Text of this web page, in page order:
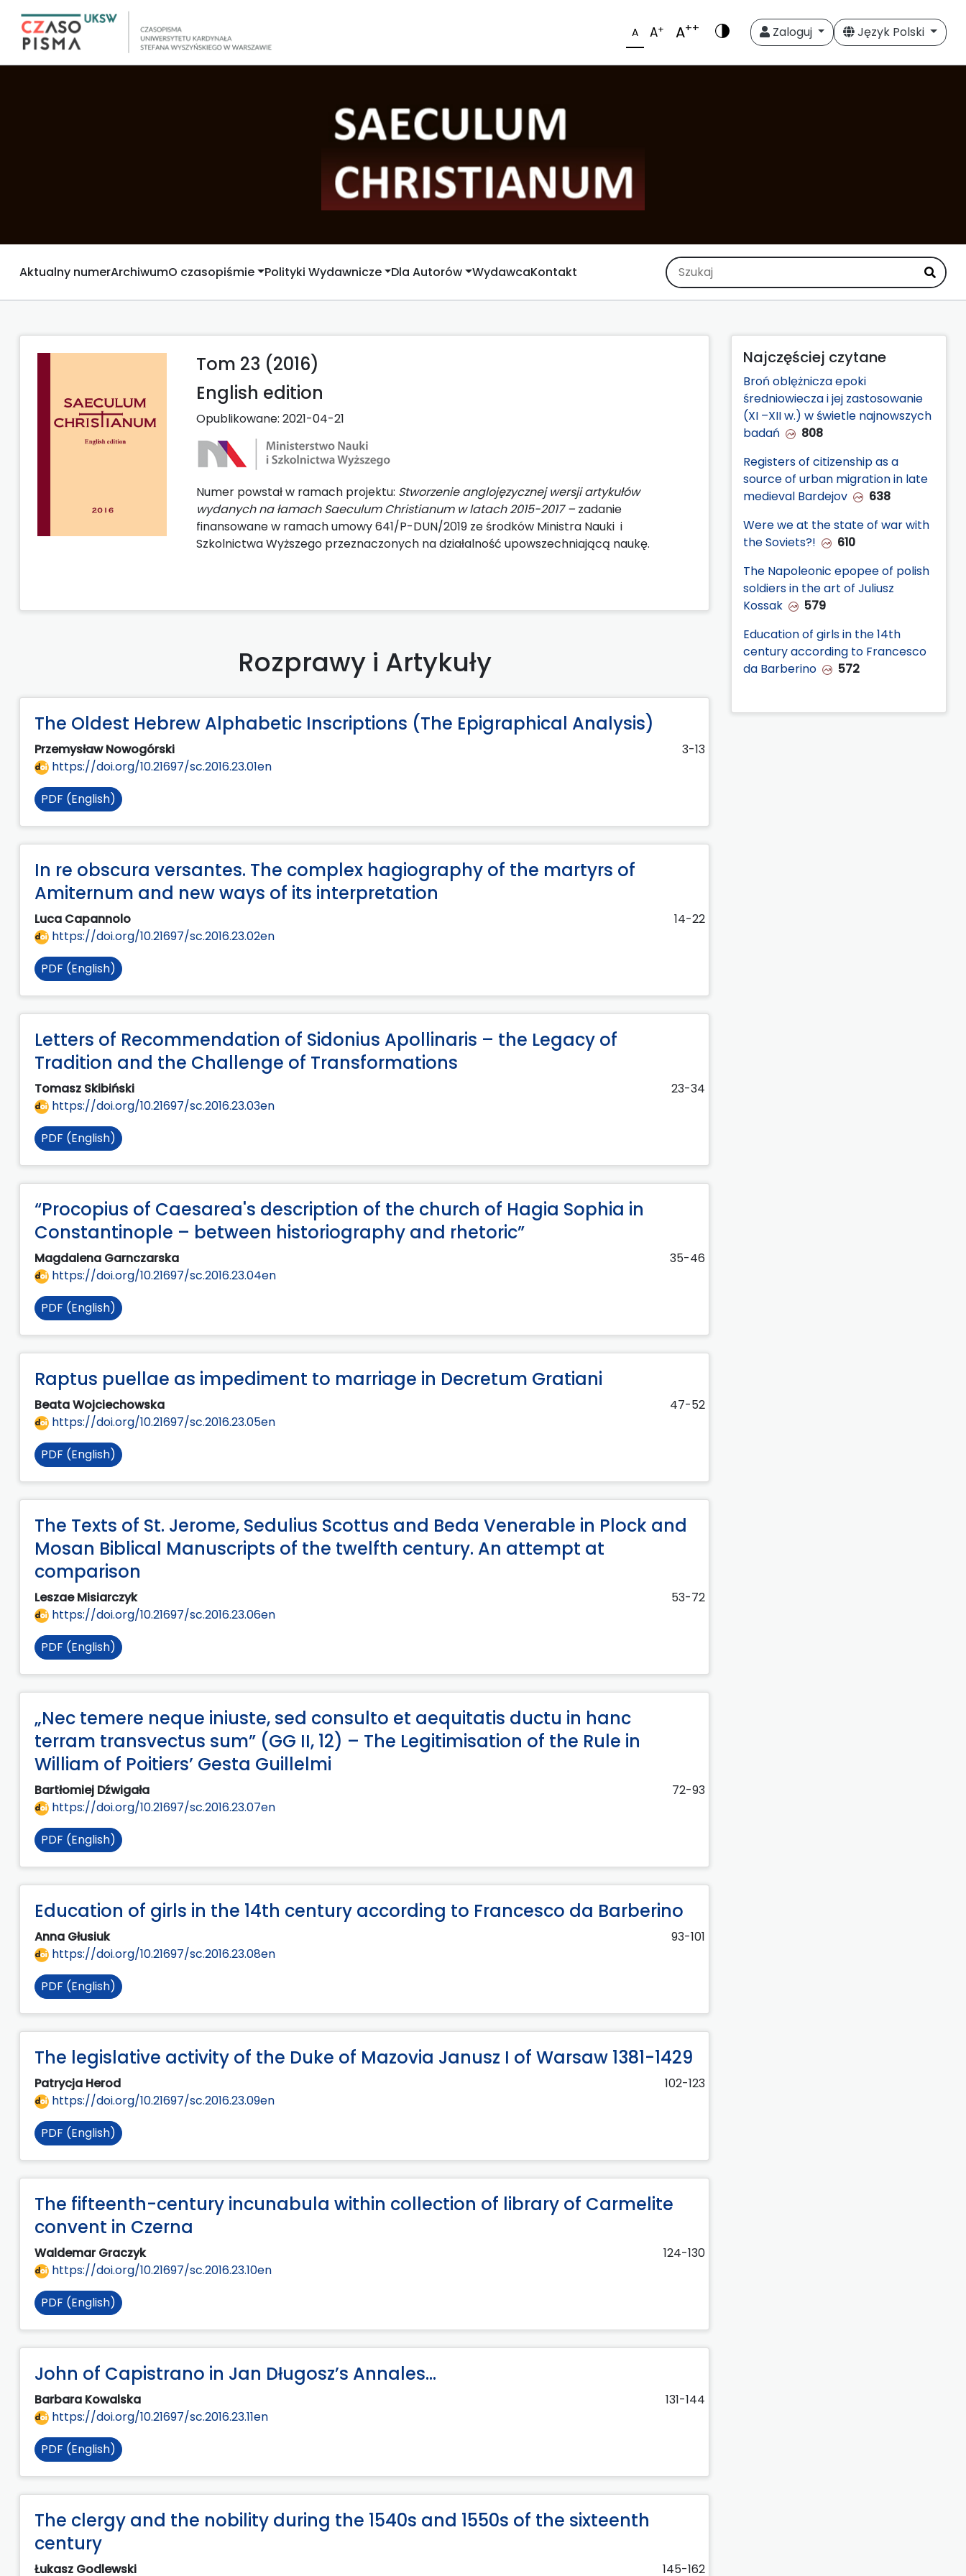
A A+ A++ Zaloguj Język Polski
Aktualny numerArchiwumO czasopiśmie Polityki Wydawnicze Dla Autorów WydawcaKontakt
Tom 23 (2016)
English edition
Opublikowane: 2021-04-21
Numer powstał w ramach projektu: Stworzenie anglojęzycznej wersji artykułów
wydanych na łamach Saeculum Christianum w latach 2015-2017 – zadanie
finansowane w ramach umowy 641/P-DUN/2019 ze środków Ministra Nauki i
Szkolnictwa Wyższego przeznaczonych na działalność upowszechniającą naukę.
Rozprawy i Artykuły
The Oldest Hebrew Alphabetic Inscriptions (The Epigraphical Analysis)
Przemysław Nowogórski
3-13
https://doi.org/10.21697/sc.2016.23.01en
PDF (English)
In re obscura versantes. The complex hagiography of the martyrs of
Amiternum and new ways of its interpretation
Luca Capannolo
14-22
https://doi.org/10.21697/sc.2016.23.02en
PDF (English)
Letters of Recommendation of Sidonius Apollinaris – the Legacy of
Tradition and the Challenge of Transformations
Tomasz Skibiński
23-34
https://doi.org/10.21697/sc.2016.23.03en
PDF (English)
“Procopius of Caesarea's description of the church of Hagia Sophia in
Constantinople – between historiography and rhetoric”
Magdalena Garnczarska
35-46
https://doi.org/10.21697/sc.2016.23.04en
PDF (English)
Raptus puellae as impediment to marriage in Decretum Gratiani
Beata Wojciechowska
47-52
https://doi.org/10.21697/sc.2016.23.05en
PDF (English)
The Texts of St. Jerome, Sedulius Scottus and Beda Venerable in Plock and
Mosan Biblical Manuscripts of the twelfth century. An attempt at
comparison
Leszae Misiarczyk
53-72
https://doi.org/10.21697/sc.2016.23.06en
PDF (English)
„Nec temere neque iniuste, sed consulto et aequitatis ductu in hanc
terram transvectus sum” (GG II, 12) – The Legitimisation of the Rule in
William of Poitiers’ Gesta Guillelmi
Bartłomiej Dźwigała
72-93
https://doi.org/10.21697/sc.2016.23.07en
PDF (English)
Education of girls in the 14th century according to Francesco da Barberino
Anna Głusiuk
93-101
https://doi.org/10.21697/sc.2016.23.08en
PDF (English)
The legislative activity of the Duke of Mazovia Janusz I of Warsaw 1381-1429
Patrycja Herod
102-123
https://doi.org/10.21697/sc.2016.23.09en
PDF (English)
The fifteenth-century incunabula within collection of library of Carmelite
convent in Czerna
Waldemar Graczyk
124-130
https://doi.org/10.21697/sc.2016.23.10en
PDF (English)
John of Capistrano in Jan Długosz’s Annales...
Barbara Kowalska
131-144
https://doi.org/10.21697/sc.2016.23.11en
PDF (English)
The clergy and the nobility during the 1540s and 1550s of the sixteenth
century
Łukasz Godlewski 145-162
Najczęściej czytane
Broń oblężnicza epoki
średniowiecza i jej zastosowanie
(XI –XII w.) w świetle najnowszych
badań
808
Registers of citizenship as a
source of urban migration in late
medieval Bardejov
638
Were we at the state of war with
the Soviets?!
610
The Napoleonic epopee of polish
soldiers in the art of Juliusz
Kossak
579
Education of girls in the 14th
century according to Francesco
da Barberino
572